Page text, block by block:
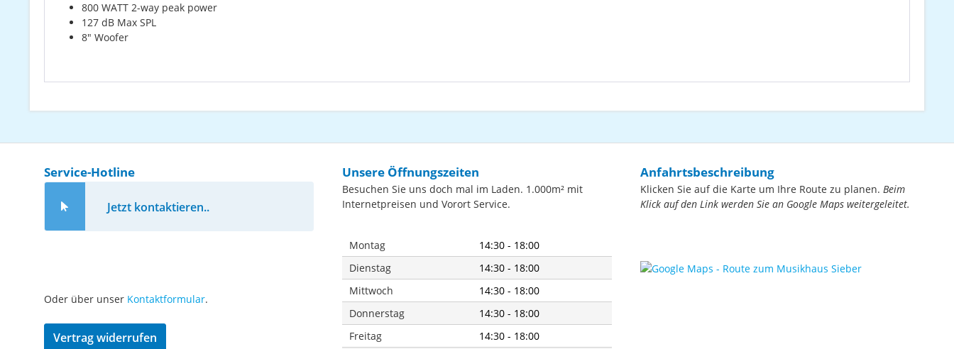
800 WATT 2-way peak power
127 dB Max SPL
8" Woofer
Service-Hotline
Jetzt kontaktieren..
Oder über unser Kontaktformular.
Vertrag widerrufen
Unsere Öffnungszeiten
Besuchen Sie uns doch mal im Laden. 1.000m² mit
Internetpreisen und Vorort Service.
Montag
14:30 - 18:00
Dienstag
14:30 - 18:00
Mittwoch
14:30 - 18:00
Donnerstag
14:30 - 18:00
Freitag
14:30 - 18:00
Anfahrtsbeschreibung
Klicken Sie auf die Karte um Ihre Route zu planen. Beim
Klick auf den Link werden Sie an Google Maps weitergeleitet.